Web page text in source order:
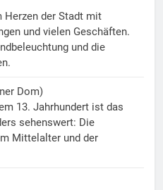
der Stadt mit
und vielen Geschäften.
und die
Dom)
13. Jahrhundert ist das
sehenswert: Die
Mittelalter und der